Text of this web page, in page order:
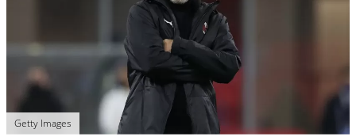
Getty Images